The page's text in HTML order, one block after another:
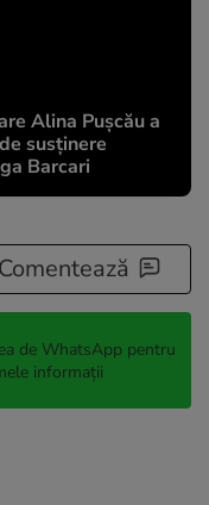
Alina Pușcău a
susținere
Barcari
Comentează
de WhatsApp pentru
informații